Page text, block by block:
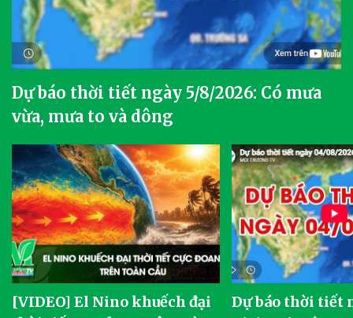
Dự báo thời tiết ngày 5/8/2026: Có mưa
vừa, mưa to và dông
[VIDEO] El Nino khuếch đại
Dự báo thời tiết